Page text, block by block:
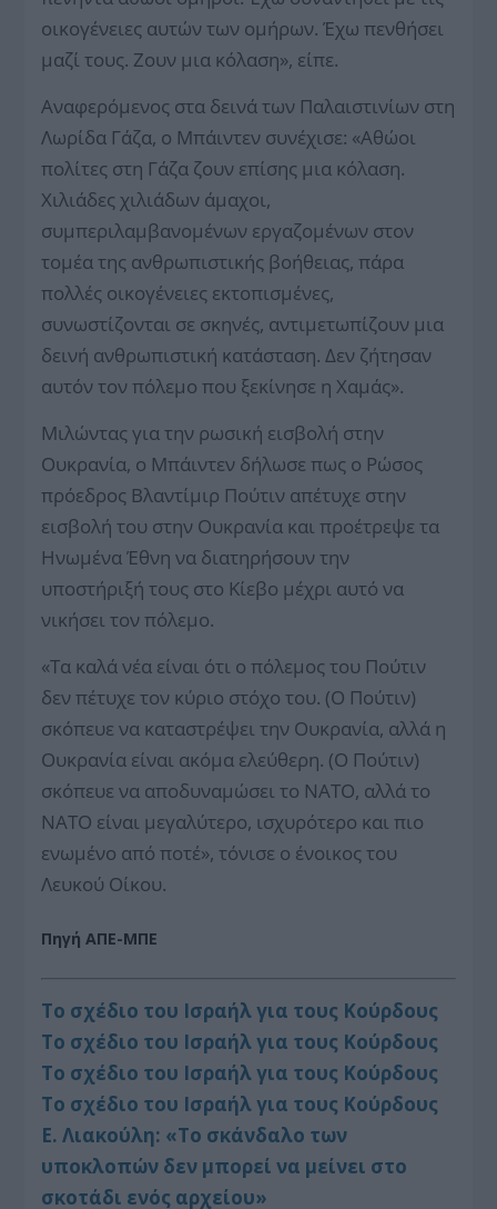
οικογένειες αυτών των ομήρων. Έχω πενθήσει
μαζί τους. Ζουν μια κόλαση», είπε.
Αναφερόμενος στα δεινά των Παλαιστινίων στη
Λωρίδα Γάζα, ο Μπάιντεν συνέχισε: «Αθώοι
πολίτες στη Γάζα ζουν επίσης μια κόλαση.
Χιλιάδες χιλιάδων άμαχοι,
συμπεριλαμβανομένων εργαζομένων στον
τομέα της ανθρωπιστικής βοήθειας, πάρα
πολλές οικογένειες εκτοπισμένες,
συνωστίζονται σε σκηνές, αντιμετωπίζουν μια
δεινή ανθρωπιστική κατάσταση. Δεν ζήτησαν
αυτόν τον πόλεμο που ξεκίνησε η Χαμάς».
Μιλώντας για την ρωσική εισβολή στην
Ουκρανία, ο Μπάιντεν δήλωσε πως ο Ρώσος
πρόεδρος Βλαντίμιρ Πούτιν απέτυχε στην
εισβολή του στην Ουκρανία και προέτρεψε τα
Ηνωμένα Έθνη να διατηρήσουν την
υποστήριξή τους στο Κίεβο μέχρι αυτό να
νικήσει τον πόλεμο.
«Τα καλά νέα είναι ότι ο πόλεμος του Πούτιν
δεν πέτυχε τον κύριο στόχο του. (Ο Πούτιν)
σκόπευε να καταστρέψει την Ουκρανία, αλλά η
Ουκρανία είναι ακόμα ελεύθερη. (Ο Πούτιν)
σκόπευε να αποδυναμώσει το ΝΑΤΟ, αλλά το
ΝΑΤΟ είναι μεγαλύτερο, ισχυρότερο και πιο
ενωμένο από ποτέ», τόνισε ο ένοικος του
Λευκού Οίκου.
Πηγή ΑΠΕ-ΜΠΕ
Το σχέδιο του Ισραήλ για τους Κούρδους
Το σχέδιο του Ισραήλ για τους Κούρδους
Το σχέδιο του Ισραήλ για τους Κούρδους
Το σχέδιο του Ισραήλ για τους Κούρδους
Ε. Λιακούλη: «Το σκάνδαλο των
υποκλοπών δεν μπορεί να μείνει στο
σκοτάδι ενός αρχείου»